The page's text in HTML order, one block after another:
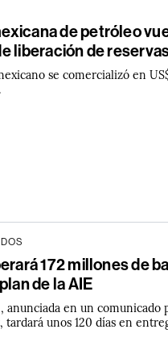
de petróleo
liberación de
se comercializó en
172 millones de
de la AIE
anunciada en un comunicado
tardará unos 120 días en